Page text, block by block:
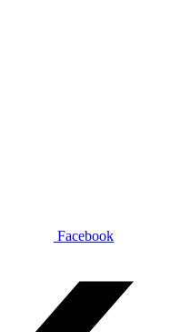
Facebook